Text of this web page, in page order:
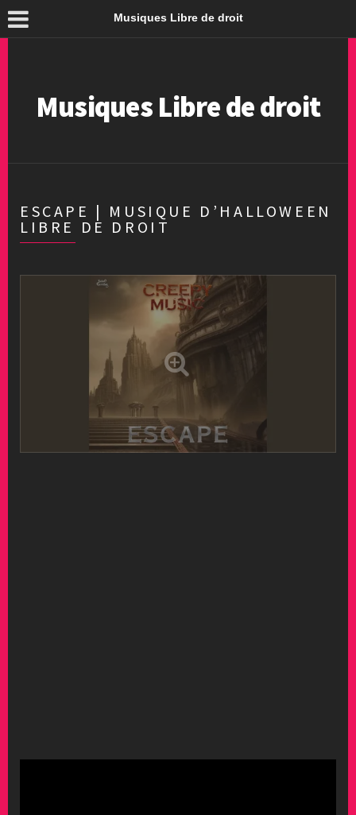
Musiques Libre de droit
Musiques Libre de droit
ESCAPE | MUSIQUE D’HALLOWEEN
LIBRE DE DROIT